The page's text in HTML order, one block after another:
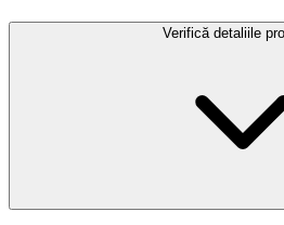
Verifică detaliile